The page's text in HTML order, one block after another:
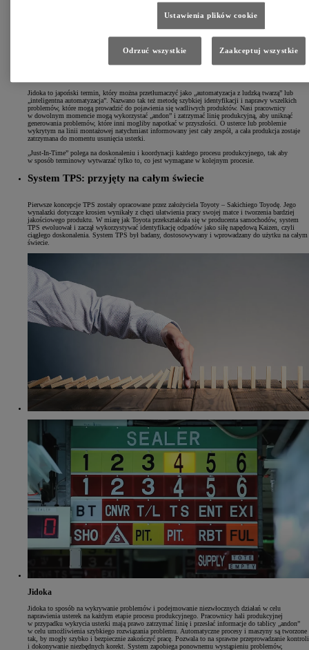
Jidoka to japoński termin, który można przetłumaczyć jako „automatyzacja z ludzką twarzą” lub
„inteligentna automatyzacja”. Nazwano tak też metodę szybkiej identyfikacji i naprawy wszelkich
problemów, które mogą prowadzić do pojawienia się wadliwych produktów. Nasi pracownicy
w dowolnym momencie mogą wykorzystać „andon” i zatrzymać linię produkcyjną, aby uniknąć
generowania problemów, które inni mogliby napotkać w przyszłości. O usterce lub problemie
wykrytym na linii montażowej natychmiast informowany jest cały zespół, a cała produkcja zostaje
zatrzymana do momentu usunięcia usterki.
„Just-In-Time” polega na doskonaleniu i koordynacji każdego procesu produkcyjnego, tak aby
w sposób terminowy wytwarzać tylko to, co jest wymagane w kolejnym procesie.
System TPS: przyjęty na całym świecie
Pierwsze koncepcje TPS zostały opracowane przez założyciela Toyoty – Sakichiego Toyodę. Jego
wynalazki dotyczące krosien wynikały z chęci ułatwienia pracy swojej matce i tworzenia bardziej
jakościowego produktu. W miarę jak Toyota przekształcała się w producenta samochodów, system
TPS ewoluował i zaczął wykorzystywać identyfikację odpadów jako siłę napędową Kaizen, czyli
ciągłego doskonalenia. System TPS był badany, dostosowywany i wprowadzany do użytku na całym
świecie.
Jidoka
Jidoka to sposób na wykrywanie problemów i podejmowanie niezwłocznych działań w celu
naprawienia usterek na każdym etapie procesu produkcyjnego. Pracownicy hali produkcyjnej
w przypadku wykrycia usterki mają prawo zatrzymać linię i przesłać informacje do tablicy „andon”
w celu umożliwienia szybkiego rozwiązania problemu. Automatyczne procesy i maszyny są tworzone
tak, by mogły szybko i bezpiecznie zakończyć pracę. Pozwala to na sprawne przeprowadzanie kontroli
i dokonywanie niezbędnych korekt. System zapobiega ponownemu wystąpieniu problemów,
Ustawienia plików cookie
Odrzuć wszystkie Zaakceptuj wszystkie